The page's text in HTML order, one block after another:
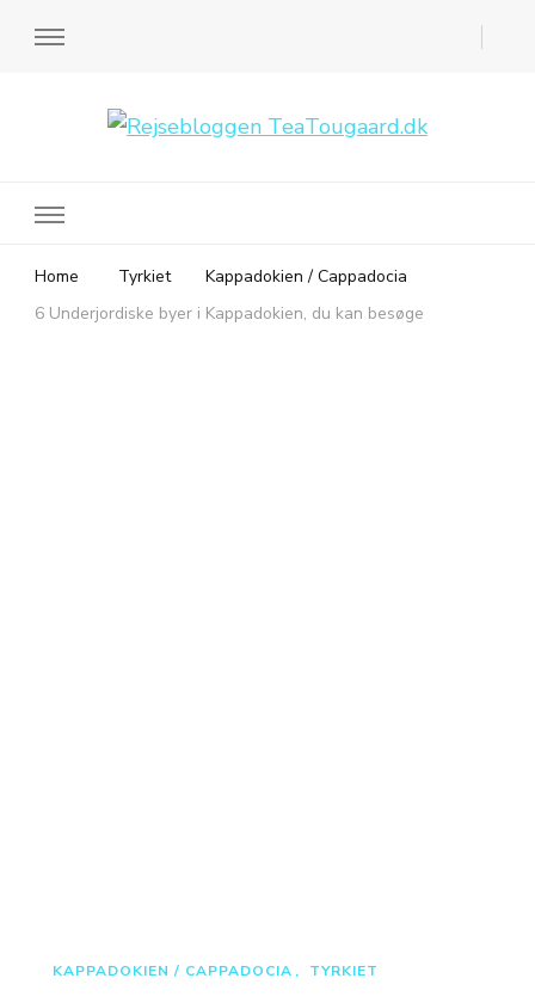
Home Tyrkiet
Kappadokien / Cappadocia
6 Underjordiske byer i Kappadokien, du kan besøge
KAPPADOKIEN / CAPPADOCIA TYRKIET